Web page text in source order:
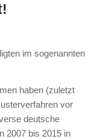
im sogenannten
haben (zuletzt
vor
deutsche
2007 bis 2015 in